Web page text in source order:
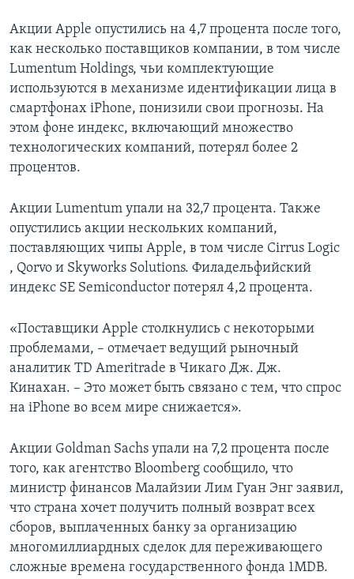
Акции Apple опустились на 4,7 процента после того,
как несколько поставщиков компании, в том числе
Lumentum Holdings, чьи комплектующие
используются в механизме идентификации лица в
смартфонах iPhone, понизили свои прогнозы. На
этом фоне индекс, включающий множество
технологических компаний, потерял более 2
процентов.
Акции Lumentum упали на 32,7 процента. Также
опустились акции нескольких компаний,
поставляющих чипы Apple, в том числе Cirrus Logic
, Qorvo и Skyworks Solutions. Филадельфийский
индекс SE Semiconductor потерял 4,2 процента.
«Поставщики Apple столкнулись с некоторыми
проблемами, – отмечает ведущий рыночный
аналитик TD Ameritrade в Чикаго Дж. Дж.
Кинахан. – Это может быть связано с тем, что спрос
на iPhone во всем мире снижается».
Акции Goldman Sachs упали на 7,2 процента после
того, как агентство Bloomberg сообщило, что
министр финансов Малайзии Лим Гуан Энг заявил,
что страна хочет получить полный возврат всех
сборов, выплаченных банку за организацию
многомиллиардных сделок для переживающего
сложные времена государственного фонда 1MDB.